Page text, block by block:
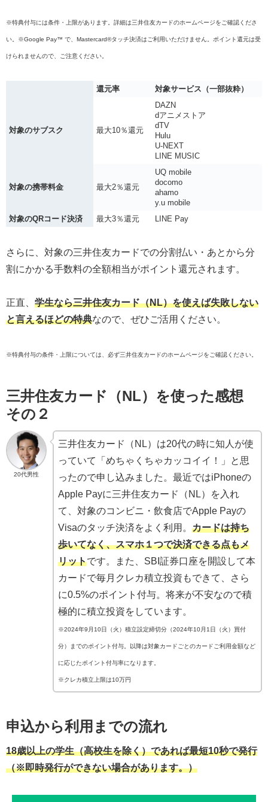
※特典付与には条件・上限があります。詳細は三井住友カードのホームページをご確認くださ
い。※Google Pay™ で、Mastercard®タッチ決済はご利用いただけません。ポイント還元は受
けられませんので、ご注意ください。
還元率 対象サービス（一部抜粋）
対象のサブスク 最大10％還元
DAZN
dアニメストア
dTV
Hulu
U-NEXT
LINE MUSIC
対象の携帯料金 最大2％還元
UQ mobile
docomo
ahamo
y.u mobile
対象のQRコード決済
最大3％還元 LINE Pay
さらに、対象の三井住友カードでの分割払い・あとから分
割にかかる手数料の全額相当がポイント還元されます。
正直、 学生なら三井住友カード（NL）を使えば失敗しない
と言えるほどの特典なので、ぜひご活用ください。
※特典付与の条件・上限については、必ず三井住友カードのホームページをご確認ください。
三井住友カード（NL）を使った感想
その２
20代男性
三井住友カード（NL）は20代の時に知人が使
っていて「めちゃくちゃカッコイイ！」と思
ったので申し込みました。最近ではiPhoneの
Apple Payに三井住友カード（NL）を入れ
て、対象のコンビニ・飲食店でApple Payの
Visaのタッチ決済をよく利用。カードは持ち
歩いてなく、スマホ１つで決済できる点もメ
リットです。また、SBI証券口座を開設して本
カードで毎月クレカ積立投資もできて、さら
に0.5%のポイント付与。将来が不安なので積
極的に積立投資をしています。
※2024年9月10日（火）積立設定締切分（2024年10月1日（火）買付
分）までのポイント付与。以降は対象カードごとのカードご利用金額など
に応じたポイント付与率になります。
※クレカ積立上限は10万円
申込から利用までの流れ
18歳以上の学生（高校生を除く）であれば最短10秒で発行
（※即時発行ができない場合があります。）